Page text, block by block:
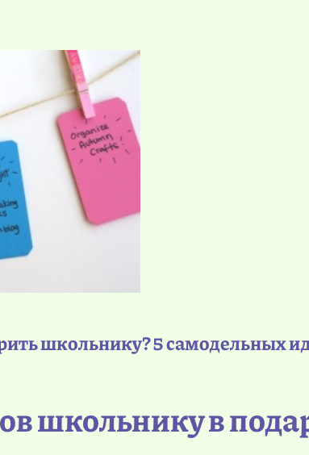
школьнику? 5 самодельных
школьнику в